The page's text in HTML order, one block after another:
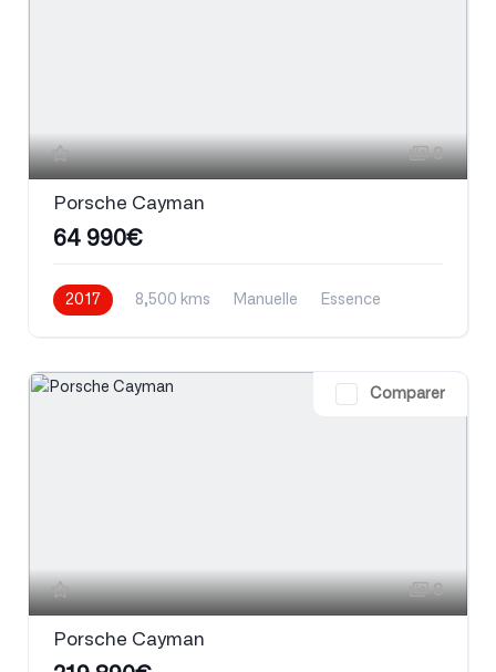
8
Porsche Cayman
64 990€
2017 8,500 kms Manuelle Essence
Comparer
8
Porsche Cayman